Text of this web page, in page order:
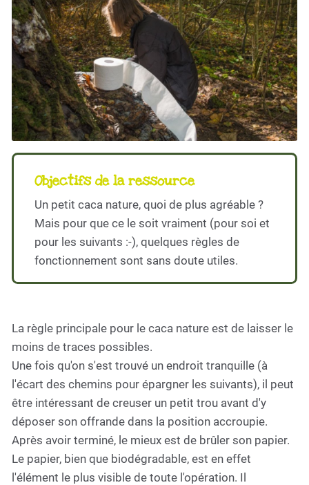
Objectifs de la ressource
Un petit caca nature, quoi de plus agréable ?
Mais pour que ce le soit vraiment (pour soi et
pour les suivants :-), quelques règles de
fonctionnement sont sans doute utiles.
La règle principale pour le caca nature est de laisser le
moins de traces possibles.
Une fois qu'on s'est trouvé un endroit tranquille (à
l'écart des chemins pour épargner les suivants), il peut
être intéressant de creuser un petit trou avant d'y
déposer son offrande dans la position accroupie.
Après avoir terminé, le mieux est de brûler son papier.
Le papier, bien que biodégradable, est en effet
l'élément le plus visible de toute l'opération. Il